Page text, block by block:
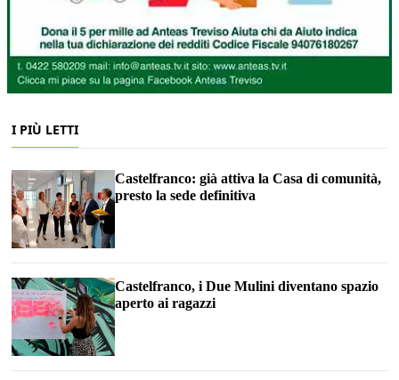
I PIÙ LETTI
Castelfranco: già attiva la Casa di comunità,
presto la sede definitiva
Castelfranco, i Due Mulini diventano spazio
aperto ai ragazzi